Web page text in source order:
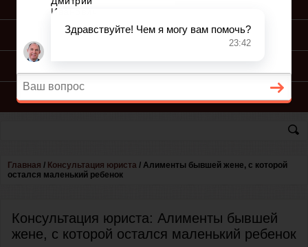
ПОДАЧА ИСКА
КОНСУЛЬТАЦИЯ ЮРИСТА
Главная / Консультация юриста / Алименты бывшей жене, с которой
остался маленький ребенок
Консультация юриста: Алименты бывшей
жене, с которой остался маленький ребенок